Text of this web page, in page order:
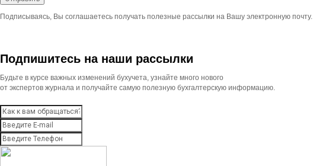
Подписываясь, Вы соглашаетесь получать полезные рассылки на Вашу электронную почту.
Подпишитесь на наши рассылки
Будьте в курсе важных изменений бухучета, узнайте много нового
от экспертов журнала и получайте самую полезную бухгалтерскую информацию.